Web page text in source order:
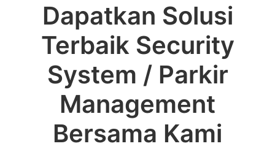
Dapatkan Solusi
Terbaik Security
System / Parkir
Management
Bersama Kami